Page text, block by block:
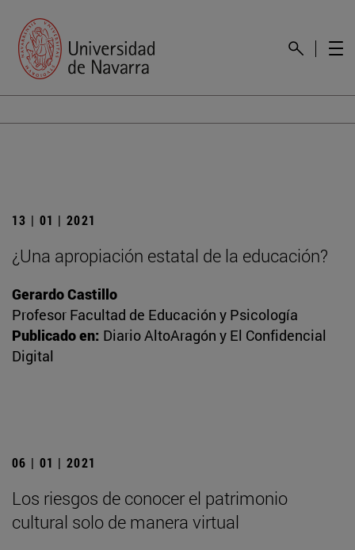
13 | 01 | 2021
¿Una apropiación estatal de la educación?
Gerardo Castillo
Profesor Facultad de Educación y Psicología
Publicado en: Diario AltoAragón y El Confidencial
Digital
06 | 01 | 2021
Los riesgos de conocer el patrimonio
cultural solo de manera virtual